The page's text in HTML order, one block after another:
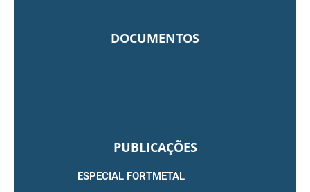
DOCUMENTOS
PUBLICAÇÕES
ESPECIAL FORTMETAL